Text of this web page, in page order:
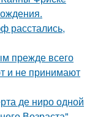
расстались,
прежде всего
и не принимают
де ниро одной